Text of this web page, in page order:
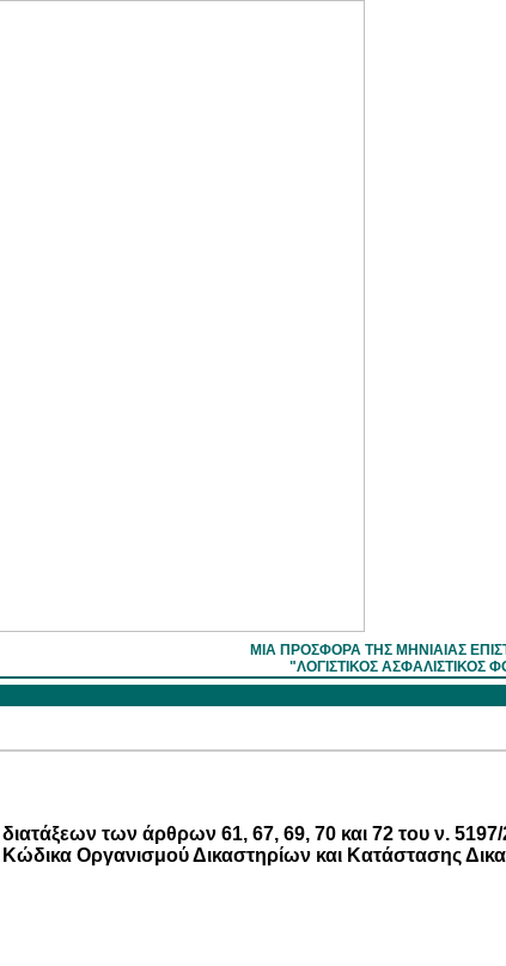
ΜΙΑ ΠΡΟΣΦΟΡΑ ΤΗΣ ΜΗΝΙΑΙΑΣ
"ΛΟΓΙΣΤΙΚΟΣ ΑΣΦΑΛΙΣΤΙΚΟΣ
των άρθρων 61, 67, 69, 70 και 72 του ν.
Οργανισμού Δικαστηρίων και Κατάστασης